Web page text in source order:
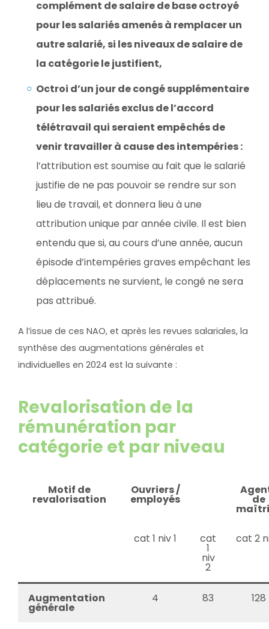
complément de salaire de base octroyé
pour les salariés amenés à remplacer un
autre salarié, si les niveaux de salaire de
la catégorie le justifient,
Octroi d’un jour de congé supplémentaire
pour les salariés exclus de l’accord
télétravail qui seraient empêchés de
venir travailler à cause des intempéries :
l’attribution est soumise au fait que le salarié
justifie de ne pas pouvoir se rendre sur son
lieu de travail, et donnera lieu à une
attribution unique par année civile. Il est bien
entendu que si, au cours d’une année, aucun
épisode d’intempéries graves empêchant les
déplacements ne survient, le congé ne sera
pas attribué.
A l’issue de ces NAO, et après les revues salariales, la
synthèse des augmentations générales et
individuelles en 2024 est la suivante :
Revalorisation de la
rémunération par
catégorie et par niveau
Motif de
revalorisation
Ouvriers /
employés de
cat 1 niv 1 cat
1
niv
2
cat 2
Augmentation
générale
4 83 128